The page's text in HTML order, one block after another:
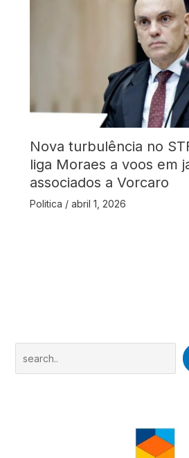
Nova turbulência no
liga Moraes a voos em
associados a Vorcaro
Politica / abril 1, 2026